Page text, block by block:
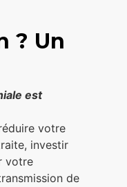
? Un
est
votre
investir
votre
de